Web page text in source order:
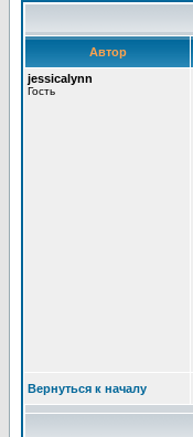
Автор
jessicalynn
Гость
Вернуться к началу